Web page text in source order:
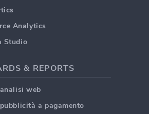
Analytics
Studio
& REPORTS
web
a pagamento